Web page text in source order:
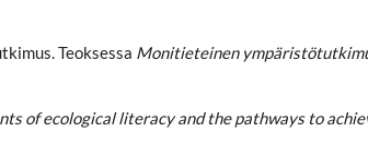
Teoksessa Monitieteinen
of ecological literacy and the pathways to